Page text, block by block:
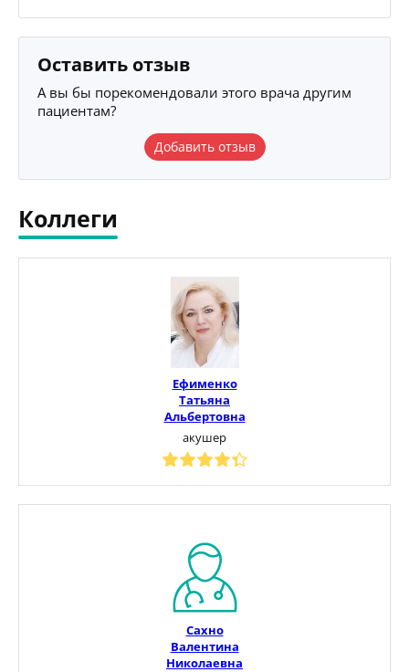
Оставить отзыв
А вы бы порекомендовали этого врача другим
пациентам?
Добавить отзыв
Коллеги
Ефименко
Татьяна
Альбертовна
акушер
Сахно
Валентина
Николаевна